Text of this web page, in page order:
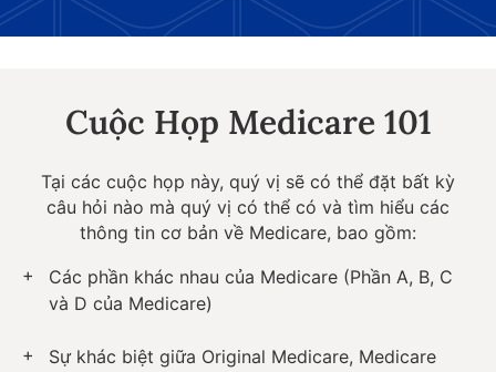
Cuộc Họp Medicare 101
Tại các cuộc họp này, quý vị sẽ có thể đặt bất kỳ
câu hỏi nào mà quý vị có thể có và tìm hiểu các
thông tin cơ bản về Medicare, bao gồm:
Các phần khác nhau của Medicare (Phần A, B, C
và D của Medicare)
Sự khác biệt giữa Original Medicare, Medicare